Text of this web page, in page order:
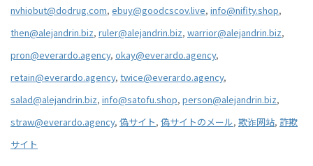
nvhiobut@dodrug.com, ebuy@goodcscov.live, info@nifity.shop,
then@alejandrin.biz, ruler@alejandrin.biz, warrior@alejandrin.biz,
pron@everardo.agency, okay@everardo.agency,
retain@everardo.agency, twice@everardo.agency,
salad@alejandrin.biz, info@satofu.shop, person@alejandrin.biz,
straw@everardo.agency, 偽サイト, 偽サイトのメール, 欺诈网站, 詐欺
サイト